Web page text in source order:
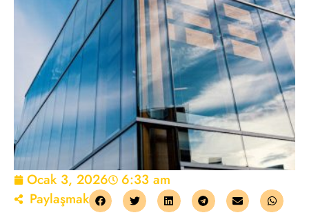
Ocak 3, 2026
6:33 am
Paylaşmak